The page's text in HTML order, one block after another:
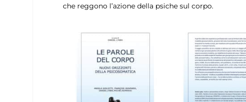
che reggono l’azione della psiche sul corpo.